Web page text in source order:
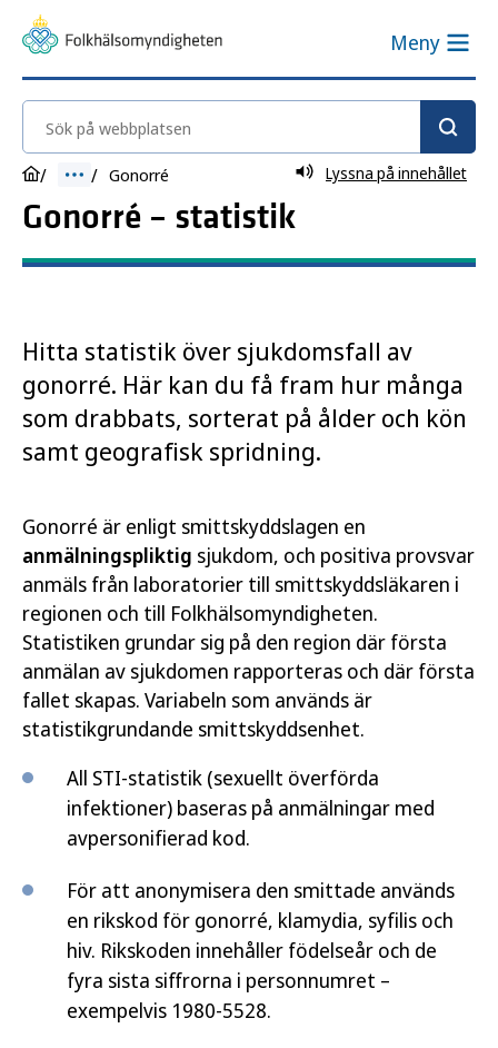
Meny
Sök på webbplatsen
Gonorré Lyssna på innehållet
Gonorré – statistik
Hitta statistik över sjukdomsfall av
gonorré. Här kan du få fram hur många
som drabbats, sorterat på ålder och kön
samt geografisk spridning.
Gonorré är enligt smittskyddslagen en
anmälningspliktig sjukdom, och positiva provsvar
anmäls från laboratorier till smittskyddsläkaren i
regionen och till Folkhälsomyndigheten.
Statistiken grundar sig på den region där första
anmälan av sjukdomen rapporteras och där första
fallet skapas. Variabeln som används är
statistikgrundande smittskyddsenhet.
All STI-statistik (sexuellt överförda
infektioner) baseras på anmälningar med
avpersonifierad kod.
För att anonymisera den smittade används
en rikskod för gonorré, klamydia, syfilis och
hiv. Rikskoden innehåller födelseår och de
fyra sista siffrorna i personnumret –
exempelvis 1980-5528.